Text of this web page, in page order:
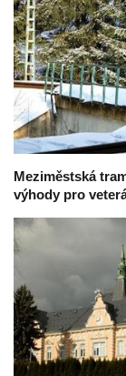
Meziměstská
výhody pro